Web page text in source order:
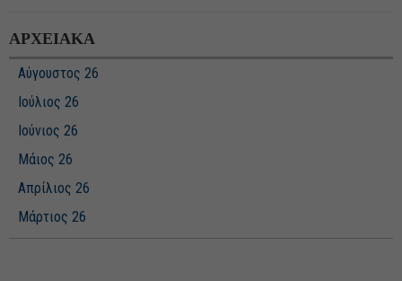
ΑΡΧΕΙΑΚΑ
Αύγουστος 26
Ιούλιος 26
Ιούνιος 26
Μάιος 26
Απρίλιος 26
Μάρτιος 26